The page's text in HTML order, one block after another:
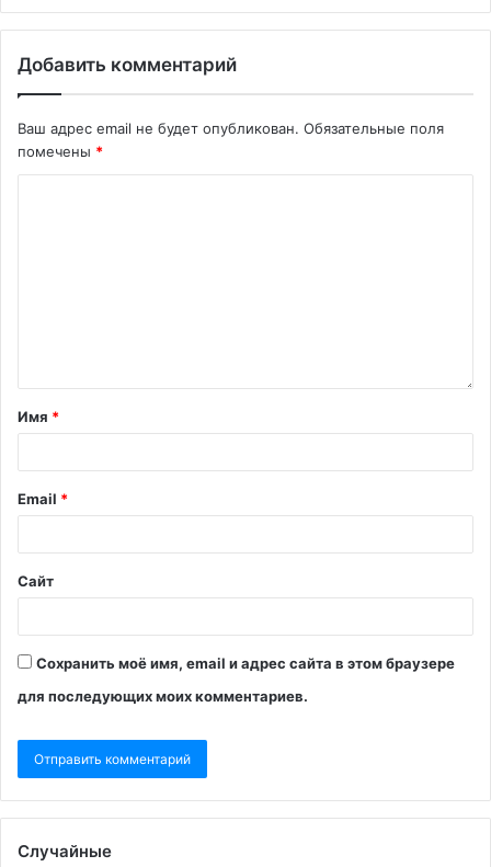
Добавить комментарий
Ваш адрес email не будет опубликован. Обязательные поля
помечены *
Имя *
Email *
Сайт
Сохранить моё имя, email и адрес сайта в этом браузере
для последующих моих комментариев.
Случайные